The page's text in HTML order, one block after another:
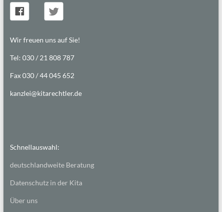
Wir freuen uns auf Sie!
Tel: 030 / 21 808 787
Fax 030 / 44 045 652
kanzlei@kitarechtler.de
Schnellauswahl:
deutschlandweite Beratung
Datenschutz in der Kita
Über uns